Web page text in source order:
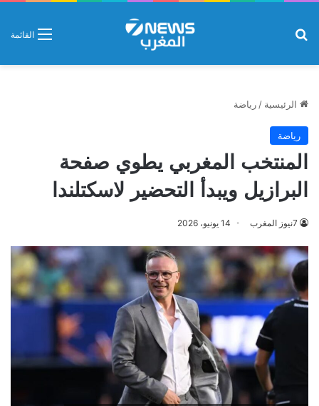
القائمة
الرئيسية / رياضة
رياضة
المنتخب المغربي يطوي صفحة
البرازيل ويبدأ التحضير لاسكتلندا
7نيوز المغرب 14 يونيو، 2026